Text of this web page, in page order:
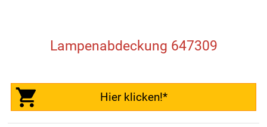
Lampenabdeckung 647309
Hier klicken!*